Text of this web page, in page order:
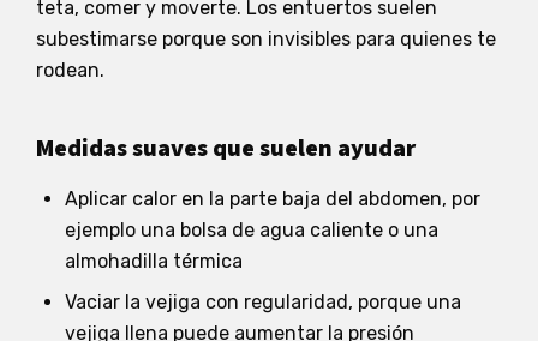
teta, comer y moverte. Los entuertos suelen
subestimarse porque son invisibles para quienes te
rodean.
Medidas suaves que suelen ayudar
Aplicar calor en la parte baja del abdomen, por
ejemplo una bolsa de agua caliente o una
almohadilla térmica
Vaciar la vejiga con regularidad, porque una
vejiga llena puede aumentar la presión